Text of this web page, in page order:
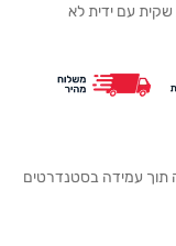
שקית עם ידית לא
תוך עמידה בסטנדרטים